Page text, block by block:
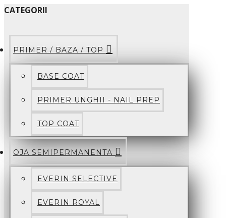
CATEGORII
PRIMER / BAZA / TOP
BASE COAT
PRIMER UNGHII - NAIL PREP
TOP COAT
OJA SEMIPERMANENTA
EVERIN SELECTIVE
EVERIN ROYAL